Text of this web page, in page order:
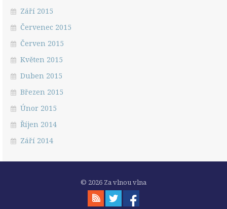
Září 2015
Červenec 2015
Červen 2015
Květen 2015
Duben 2015
Březen 2015
Únor 2015
Říjen 2014
Září 2014
© 2026 Za vlnou vlna